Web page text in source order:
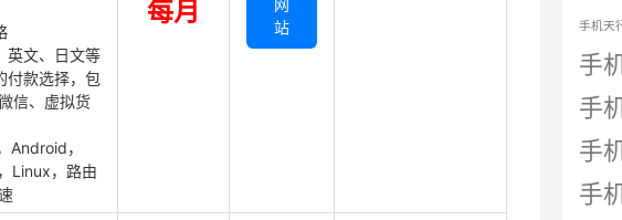
英文、日文等
付款选择，包
信、虚拟货
Android，
Linux，路由
每月
网
站
手机天
手
手
手
手